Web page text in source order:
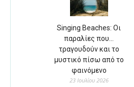
Singing Beaches: Οι
παραλίες που…
τραγουδούν και το
μυστικό πίσω από το
φαινόμενο
23 Ιουλίου 2026